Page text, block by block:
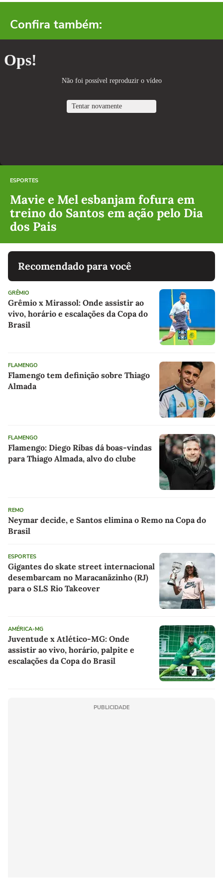
Confira também:
ESPORTES
Mavie e Mel esbanjam fofura em
treino do Santos em ação pelo Dia
dos Pais
Recomendado para você
GRÊMIO
Grêmio x Mirassol: Onde assistir ao
vivo, horário e escalações da Copa do
Brasil
FLAMENGO
Flamengo tem definição sobre Thiago
Almada
FLAMENGO
Flamengo: Diego Ribas dá boas-vindas
para Thiago Almada, alvo do clube
REMO
Neymar decide, e Santos elimina o Remo na Copa do
Brasil
ESPORTES
Gigantes do skate street internacional
desembarcam no Maracanãzinho (RJ)
para o SLS Rio Takeover
AMÉRICA-MG
Juventude x Atlético-MG: Onde
assistir ao vivo, horário, palpite e
escalações da Copa do Brasil
PUBLICIDADE